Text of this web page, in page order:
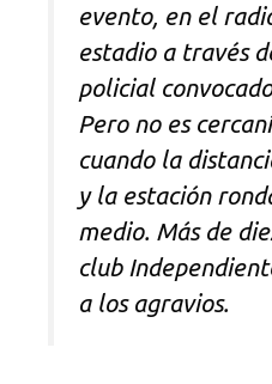
evento, en el
estadio a través
policial
Pero no es
cuando la
y la estación
medio. Más de
club
a los agravios.